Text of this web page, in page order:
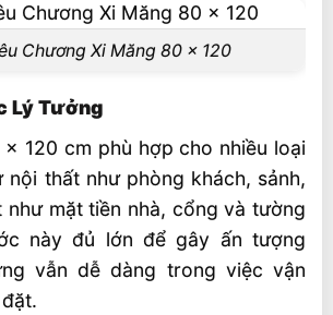
Chương Xi Măng 80 x 120
Lý Tưởng
120 cm phù hợp cho nhiều loại
nội thất như phòng khách, sảnh,
như mặt tiền nhà, cổng và tường
này đủ lớn để gây ấn tượng
vẫn dễ dàng trong việc vận